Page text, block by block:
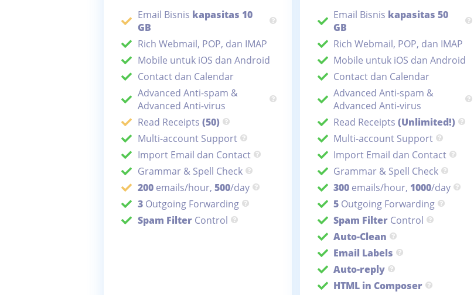
Email Bisnis kapasitas 10
GB
Rich Webmail, POP, dan IMAP
Mobile untuk iOS dan Android
Contact dan Calendar
Advanced Anti-spam &
Advanced Anti-virus
Read Receipts (50)
Multi-account Support
Import Email dan Contact
Grammar & Spell Check
200emails/hour, 500/day
3Outgoing Forwarding
Spam FilterControl
Email Bisnis kapasitas 50
GB
Rich Webmail, POP, dan IMAP
Mobile untuk iOS dan Android
Contact dan Calendar
Advanced Anti-spam &
Advanced Anti-virus
Read Receipts(Unlimited!)
Multi-account Support
Import Email dan Contact
Grammar & Spell Check
300 emails/hour, 1000/day
5 Outgoing Forwarding
Spam Filter Control
Auto-Clean
Email Labels
Auto-reply
HTML in Composer